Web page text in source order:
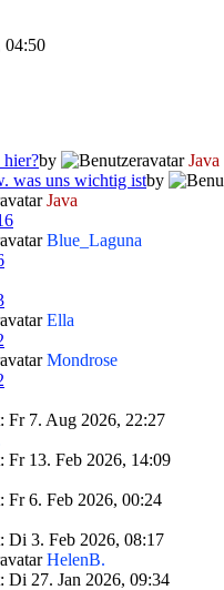
04:50
hier?by Java
was uns wichtig istby
Java
Blue_Laguna
Ella
Mondrose
Fr 7. Aug 2026, 22:27
Fr 13. Feb 2026, 14:09
Fr 6. Feb 2026, 00:24
Di 3. Feb 2026, 08:17
HelenB.
Di 27. Jan 2026, 09:34